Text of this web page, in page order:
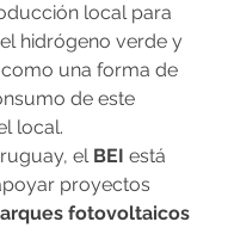
local para
hidrógeno verde y
una forma de
de este
local.
el BEI está
proyectos
fotovoltaicos